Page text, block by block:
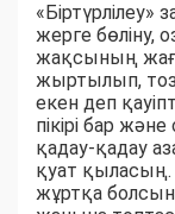
«Біртүрлілеу»
жерге бөліну,
жақсының
жыртылып,
екен деп
пікірі бар
қадау-қадау
қуат қыласың.
жұртқа